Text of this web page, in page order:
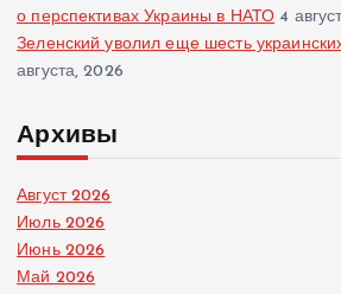
о перспективах Украины в НАТО 4
Зеленский уволил еще шесть
августа, 2026
Архивы
Август 2026
Июль 2026
Июнь 2026
Май 2026